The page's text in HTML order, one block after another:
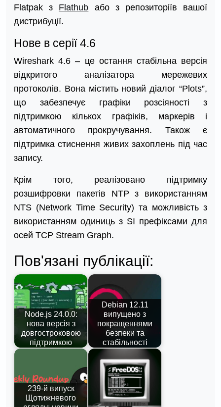
Flatpak з Flathub або з репозиторіїв вашої
дистрибуції.
Нове в серії 4.6
Wireshark 4.6 – це остання стабільна версія
відкритого аналізатора мережевих
протоколів. Вона містить новий діалог “Plots”,
що забезпечує графіки розсіяності з
підтримкою кількох графіків, маркерів і
автоматичного прокручування. Також є
підтримка стиснення живих захоплень під час
запису.
Крім того, реалізовано підтримку
розшифровки пакетів NTP з використанням
NTS (Network Time Security) та можливість з
використанням одиниць з SI префіксами для
осей TCP Stream Graph.
Пов'язані публікації:
Node.js 24.0.0:
нова версія з
довгостроковою
підтримкою
Debian 12.11
випущено з
покращеннями
безпеки та
стабільності
239-й випуск
Щотижневого